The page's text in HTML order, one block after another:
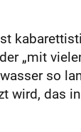
vielen
so
wird, das